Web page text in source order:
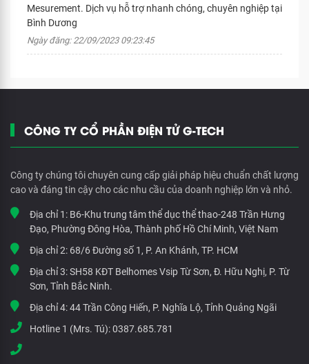
Mesurement. Dịch vụ hỗ trợ nhanh chóng, chuyên nghiệp tại
Bình Dương
Ngày đăng: 22/09/2023 09:23:45
CÔNG TY CỔ PHẦN ĐIỆN TỬ G-TECH
Công ty chúng tôi chuyên cung cấp giải pháp hiệu chuẩn chất lượng
cao và đáng tin cậy cho các nhu cầu của doanh nghiệp lớn và nhỏ.
Địa chỉ 1: B6-Khu trung tâm thể dục thể thao-248 Trần Hưng
Đạo, Phường Đông Hòa, Thành phố Hồ Chí Minh, Việt Nam
Địa chỉ 2: 68/6 Đường số 1, P. An Khánh, TP. HCM
Địa chỉ 3:SH58 KĐT Belhomes Vsip Từ Sơn, Đ. Hữu Nghị, P. Từ
Sơn, Tỉnh Bắc Ninh.
Địa chỉ 4:44 Trần Công Hiến, P. Nghĩa Lộ, Tỉnh Quảng Ngãi
Hotline 1 (Mrs. Tú):0387.685.781